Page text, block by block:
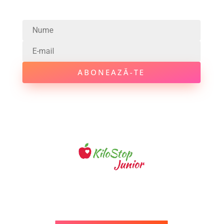
ABONEAZĂ-TE